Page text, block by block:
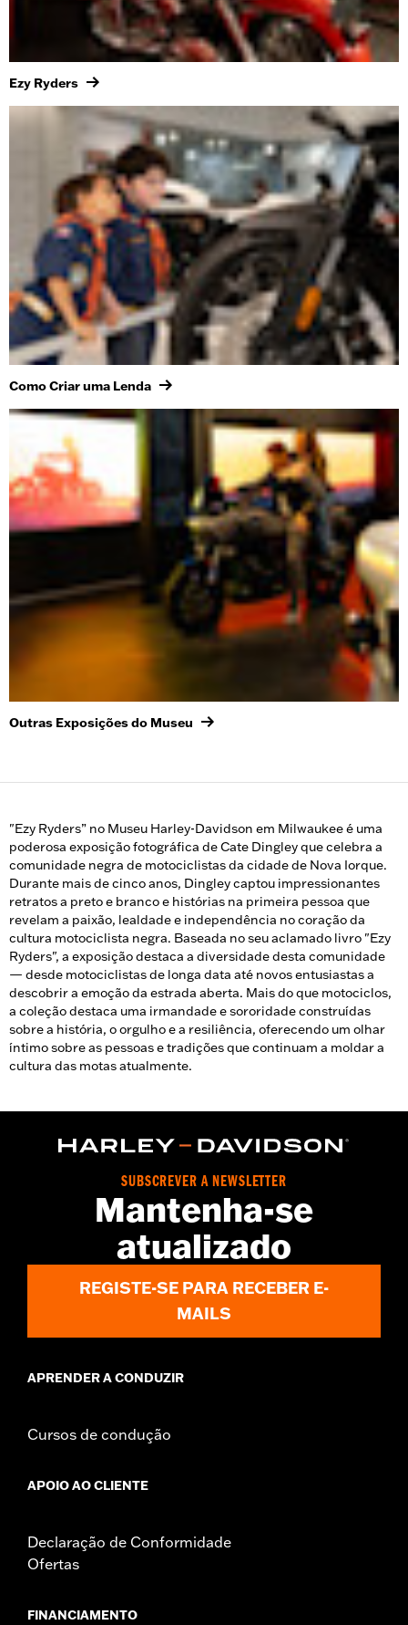
Ezy Ryders
Como Criar uma Lenda
Outras Exposições do Museu
"Ezy Ryders” no Museu Harley-Davidson em Milwaukee é uma
poderosa exposição fotográfica de Cate Dingley que celebra a
comunidade negra de motociclistas da cidade de Nova Iorque.
Durante mais de cinco anos, Dingley captou impressionantes
retratos a preto e branco e histórias na primeira pessoa que
revelam a paixão, lealdade e independência no coração da
cultura motociclista negra. Baseada no seu aclamado livro "Ezy
Ryders", a exposição destaca a diversidade desta comunidade
— desde motociclistas de longa data até novos entusiastas a
descobrir a emoção da estrada aberta. Mais do que motociclos,
a coleção destaca uma irmandade e sororidade construídas
sobre a história, o orgulho e a resiliência, oferecendo um olhar
íntimo sobre as pessoas e tradições que continuam a moldar a
cultura das motas atualmente.
SUBSCREVER A NEWSLETTER
Mantenha-se
atualizado
REGISTE-SE PARA RECEBER E-
MAILS
APRENDER A CONDUZIR
Cursos de condução
APOIO AO CLIENTE
Declaração de Conformidade
Ofertas
FINANCIAMENTO